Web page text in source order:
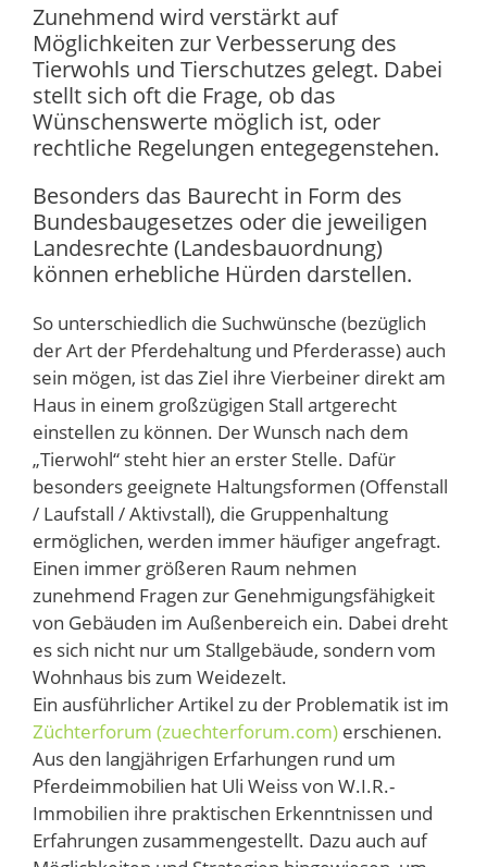
Zunehmend wird verstärkt auf
Möglichkeiten zur Verbesserung des
Tierwohls und Tierschutzes gelegt. Dabei
stellt sich oft die Frage, ob das
Wünschenswerte möglich ist, oder
rechtliche Regelungen entegegenstehen.
Besonders das Baurecht in Form des
Bundesbaugesetzes oder die jeweiligen
Landesrechte (Landesbauordnung)
können erhebliche Hürden darstellen.
So unterschiedlich die Suchwünsche (bezüglich
der Art der Pferdehaltung und Pferderasse) auch
sein mögen, ist das Ziel ihre Vierbeiner direkt am
Haus in einem großzügigen Stall artgerecht
einstellen zu können. Der Wunsch nach dem
„Tierwohl“ steht hier an erster Stelle. Dafür
besonders geeignete Haltungsformen (Offenstall
/ Laufstall / Aktivstall), die Gruppenhaltung
ermöglichen, werden immer häufiger angefragt.
Einen immer größeren Raum nehmen
zunehmend Fragen zur Genehmigungsfähigkeit
von Gebäuden im Außenbereich ein. Dabei dreht
es sich nicht nur um Stallgebäude, sondern vom
Wohnhaus bis zum Weidezelt.
Ein ausführlicher Artikel zu der Problematik ist im
Züchterforum (zuechterforum.com) erschienen.
Aus den langjährigen Erfarhungen rund um
Pferdeimmobilien hat Uli Weiss von W.I.R.-
Immobilien ihre praktischen Erkenntnissen und
Erfahrungen zusammengestellt. Dazu auch auf